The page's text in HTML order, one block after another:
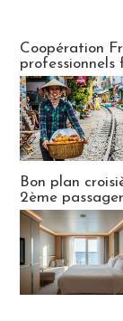
Coopération
professionnels
Bon plan
2ème